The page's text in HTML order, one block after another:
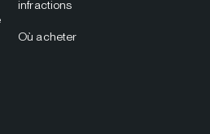
infractions
Où acheter